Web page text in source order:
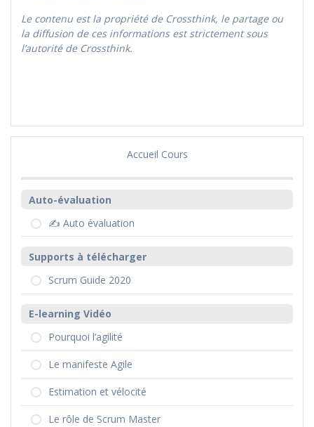
Le contenu est la propriété de Crossthink, le partage ou
la diffusion de ces informations est strictement sous
l’autorité de Crossthink.
Accueil Cours
Auto-évaluation
✍️ Auto évaluation
Supports à télécharger
Scrum Guide 2020
E-learning Vidéo
Pourquoi l’agilité
Le manifeste Agile
Estimation et vélocité
Le rôle de Scrum Master